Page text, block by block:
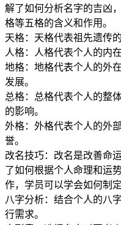
解了如何分析名字的吉凶
格等五格的含义和作用。
天格：天格代表祖先遗传
人格：人格代表个人的内
地格：地格代表个人的外
发展。
总格：总格代表个人的整
的影响。
外格：外格代表个人的外
誉。
改名技巧：改名是改善命
了如何根据个人命理和运
作，学员可以学会如何制
八字分析：结合个人的八
行需求。